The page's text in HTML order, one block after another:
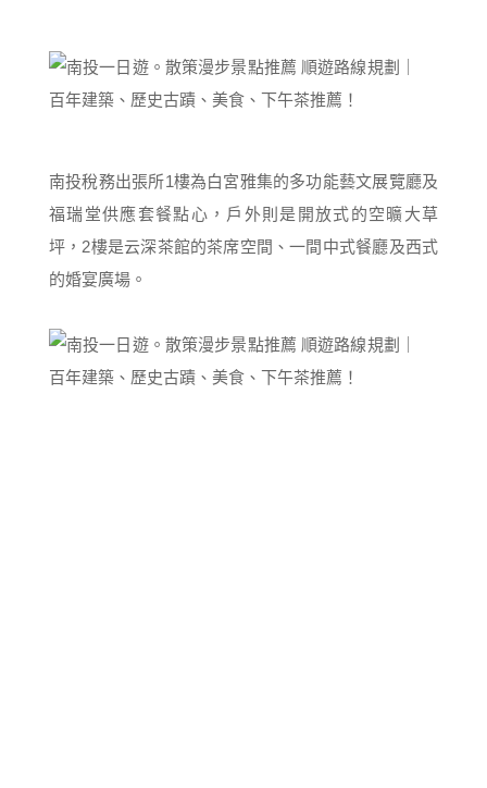
南投稅務出張所1樓為白宮雅集的多功能藝文展覽廳及
福瑞堂供應套餐點心，戶外則是開放式的空曠大草
坪，2樓是云深茶館的茶席空間、一間中式餐廳及西式
的婚宴廣場。